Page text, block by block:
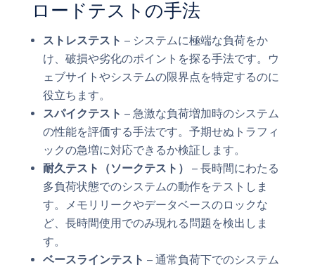
ロードテストの手法
ストレステスト – システムに極端な負荷をか
け、破損や劣化のポイントを探る手法です。ウ
ェブサイトやシステムの限界点を特定するのに
役立ちます。
スパイクテスト – 急激な負荷増加時のシステム
の性能を評価する手法です。予期せぬトラフィ
ックの急増に対応できるか検証します。
耐久テスト（ソークテスト）
– 長時間にわたる
多負荷状態でのシステムの動作をテストしま
す。メモリリークやデータベースのロックな
ど、長時間使用でのみ現れる問題を検出しま
す。
ベースラインテスト – 通常負荷下でのシステム